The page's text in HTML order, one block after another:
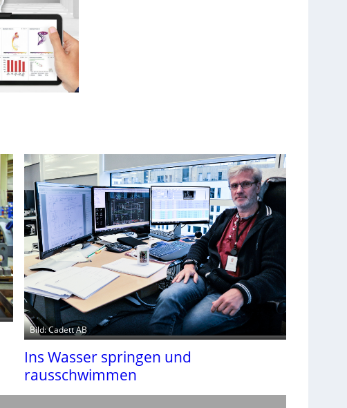
Bild: Cadett AB
Ins Wasser springen und
rausschwimmen